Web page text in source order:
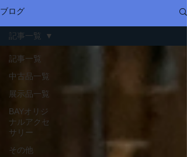
ブログ
記事一覧
中古品一覧
展示品一覧
BAYオリジ
ナルアクセ
サリー
その他
記事一覧